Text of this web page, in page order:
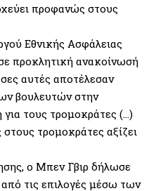
προφανώς στους
Εθνικής Ασφάλειας
προκλητική ανακοίνωσή
αυτές αποτέλεσαν
βουλευτών στην
για τους τρομοκράτες (…)
τρομοκράτες αξίζει
ο Μπεν Γβιρ δήλωσε
από τις επιλογές μέσω των